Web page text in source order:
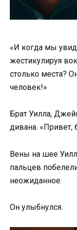
«И когда мы
жестикулируя
столько места?
человек!»
Брат Уилла,
дивана. «Привет,
Вены на шее
пальцев
неожиданное.
Он улыбнулся.